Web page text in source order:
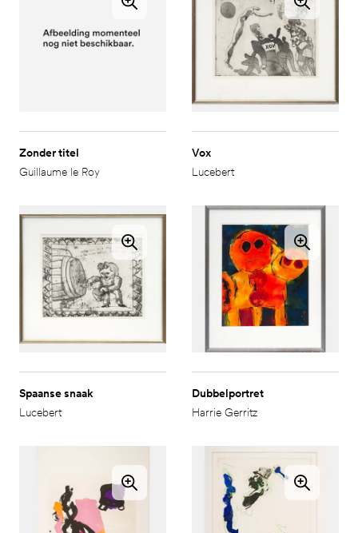
Zonder titel
Guillaume le Roy
Vox
Lucebert
Spaanse snaak
Lucebert
Dubbelportret
Harrie Gerritz